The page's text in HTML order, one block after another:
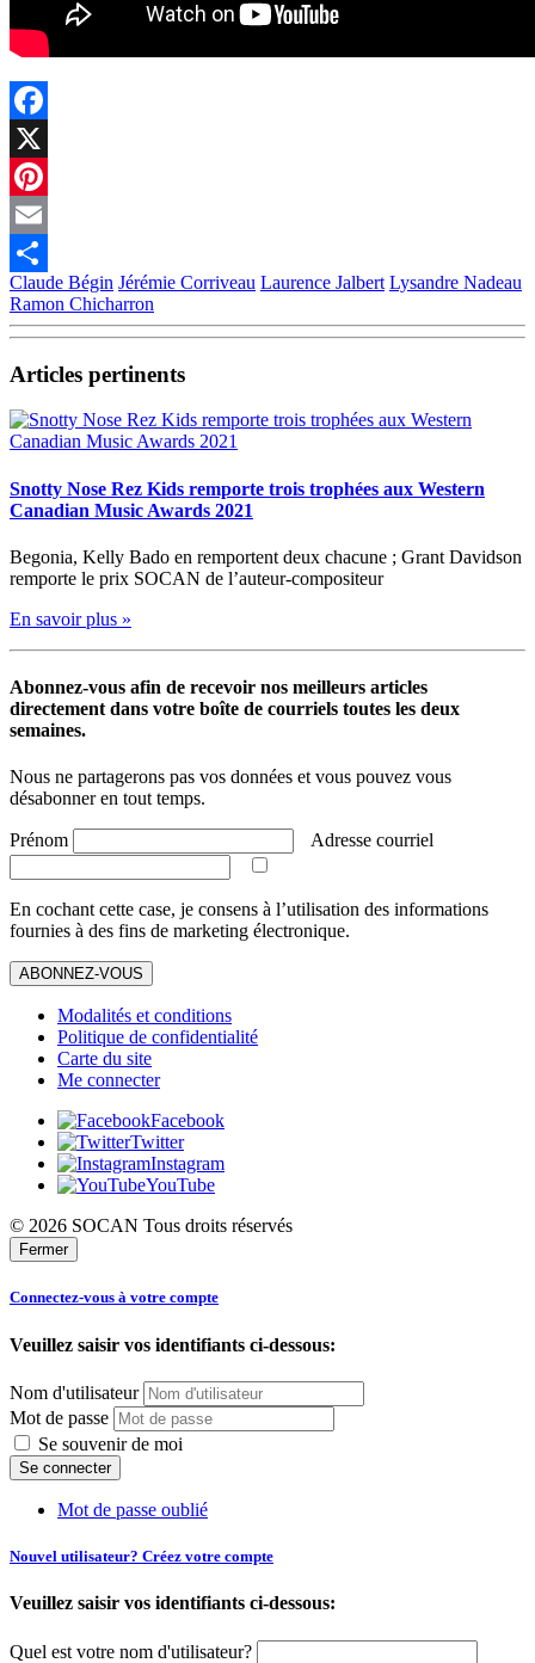
Facebook
X
Pinterest
Email
Partager
Claude Bégin Jérémie Corriveau Laurence Jalbert Lysandre Nadeau
Ramon Chicharron
Articles pertinents
Snotty Nose Rez Kids remporte trois trophées aux Western
Canadian Music Awards 2021
Begonia, Kelly Bado en remportent deux chacune ; Grant Davidson
remporte le prix SOCAN de l’auteur-compositeur
En savoir plus »
Abonnez-vous afin de recevoir nos meilleurs articles
directement dans votre boîte de courriels toutes les deux
semaines.
Nous ne partagerons pas vos données et vous pouvez vous
désabonner en tout temps.
Prénom Adresse courriel
En cochant cette case, je consens à l’utilisation des informations
fournies à des fins de marketing électronique.
ABONNEZ-VOUS
Modalités et conditions
Politique de confidentialité
Carte du site
Me connecter
Facebook
Twitter
Instagram
YouTube
© 2026 SOCAN Tous droits réservés
Fermer
Connectez-vous à votre compte
Veuillez saisir vos identifiants ci-dessous:
Nom d'utilisateur
Mot de passe
Se souvenir de moi
Mot de passe oublié
Nouvel utilisateur? Créez votre compte
Veuillez saisir vos identifiants ci-dessous:
Quel est votre nom d'utilisateur?